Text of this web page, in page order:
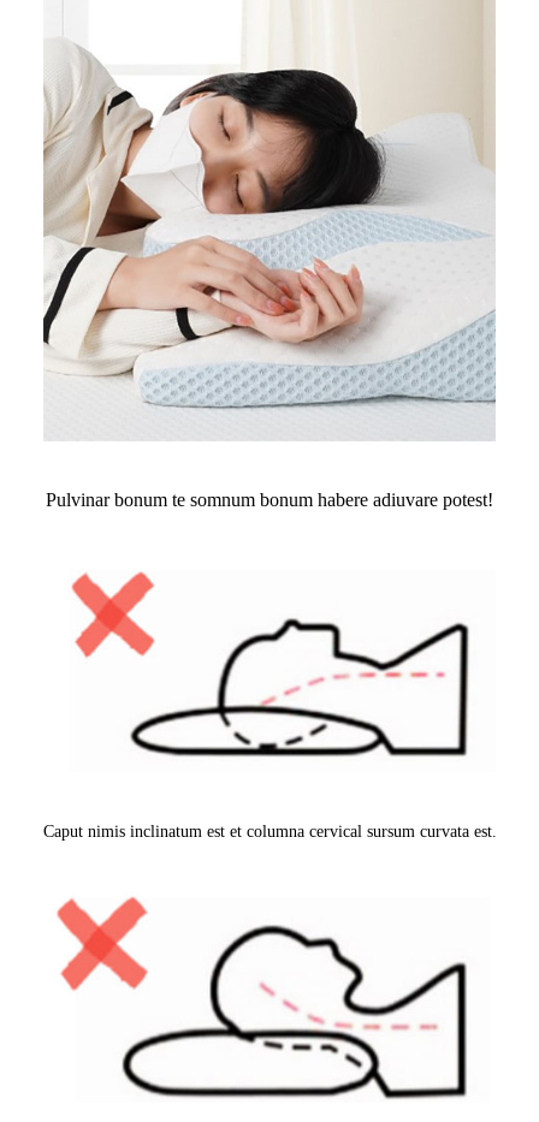
Pulvinar bonum te somnum bonum habere adiuvare potest!
Caput nimis inclinatum est et columna cervical sursum curvata est.